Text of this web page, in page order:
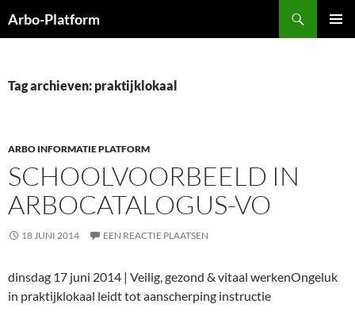
naar
Arbo-Platform
Tag archieven: praktijklokaal
ARBO INFORMATIE PLATFORM
SCHOOLVOORBEELD IN
ARBOCATALOGUS-VO
18 JUNI 2014 EEN REACTIE PLAATSEN
dinsdag 17 juni 2014 | Veilig, gezond & vitaal werkenOngeluk
in praktijklokaal leidt tot aanscherping instructie